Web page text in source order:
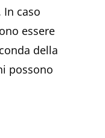
caso
essere
della
possono